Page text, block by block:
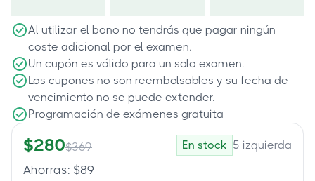
Al utilizar el bono no tendrás que pagar ningún
coste adicional por el examen.
Un cupón es válido para un solo examen.
Los cupones no son reembolsables y su fecha de
vencimiento no se puede extender.
Programación de exámenes gratuita
$280$369 En stock 5 izquierda
Ahorras: $89